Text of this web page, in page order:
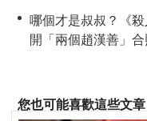
哪個才是叔叔？《
開「兩個趙漢善」
您也可能喜歡這些文章